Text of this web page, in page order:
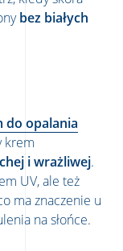
bez białych
do opalania
krem
i wrażliwej.
UV, ale też
ma znaczenie u
na słońce.